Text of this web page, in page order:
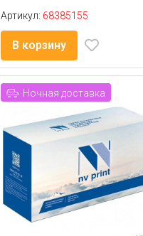
Артикул: 68385155
В корзину
Ночная доставка